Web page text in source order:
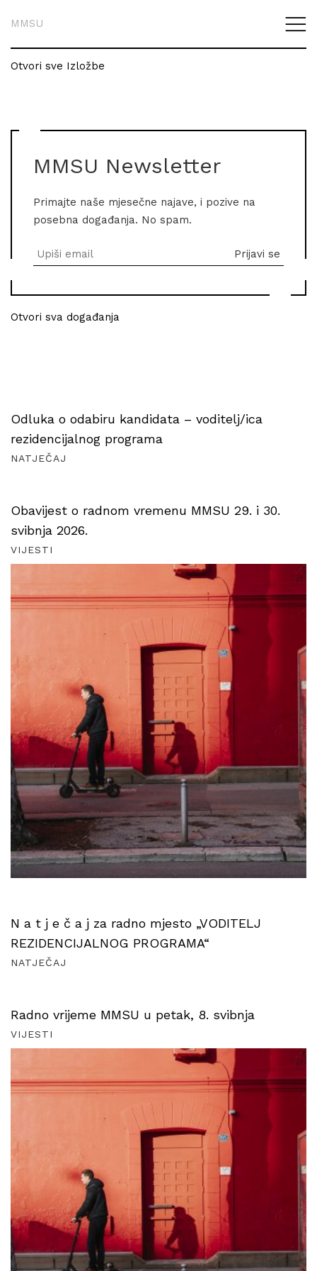
MMSU
Otvori sve Izložbe
MMSU Newsletter
Primajte naše mjesečne najave, i pozive na
posebna događanja. No spam.
Otvori sva događanja
Odluka o odabiru kandidata – voditelj/ica
rezidencijalnog programa
NATJEČAJ
Obavijest o radnom vremenu MMSU 29. i 30.
svibnja 2026.
VIJESTI
N a t j e č a j za radno mjesto „VODITELJ
REZIDENCIJALNOG PROGRAMA“
NATJEČAJ
Radno vrijeme MMSU u petak, 8. svibnja
VIJESTI